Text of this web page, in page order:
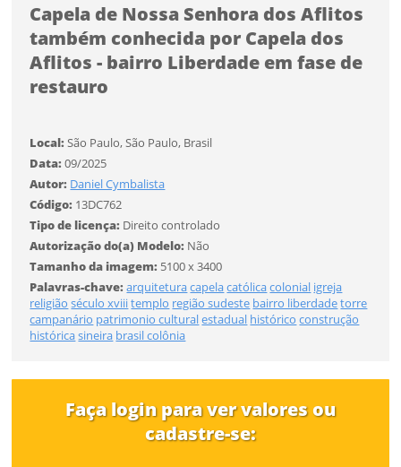
Capela de Nossa Senhora dos Aflitos
também conhecida por Capela dos
Aflitos - bairro Liberdade em fase de
restauro
Local:São Paulo, São Paulo, Brasil
Data:09/2025
Autor: Daniel Cymbalista
Código: 13DC762
Tipo de licença: Direito controlado
Autorização do(a) Modelo: Não
Tamanho da imagem: 5100 x 3400
Palavras-chave:arquiteturacapelacatólicacolonial igreja
religião século xviiitemplo região sudeste bairro liberdadetorre
campanário patrimonio culturalestadual histórico construção
históricasineira brasil colônia
Faça login para ver valores ou
cadastre-se:
Tamanho
Tipo de projeto
Selecione
Formato
Tamanho
FINALIZAR
Você ainda não tem conta?
CADASTRE-SE
Desejo receber novidades sobre a Pulsar Imagens
Li e concordo com os Termos de Uso do site
CADASTRAR
ENTRAR
Tamanho